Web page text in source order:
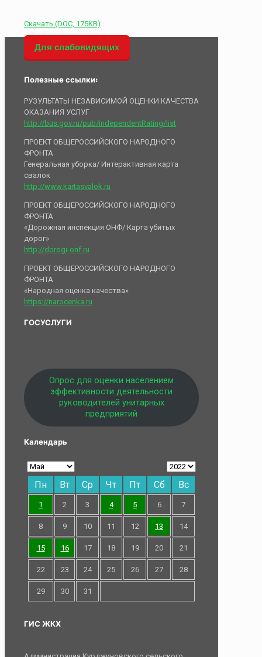
Скачать (DOC, 175KB)
Для слабовидящих
Полезные ссылки:
РУЗУЛЬТАТЫ НЕЗАВИСИМОЙ ОЦЕНКИ КАЧЕСТВА
ОКАЗАНИЯ УСЛУГ
http://bus.gov.ru/pub/independentRating/list
ПРОЕКТ ОБЩЕРОССИЙСКОГО НАРОДНОГО
ФРОНТА
Генеральная уборка/ Интерактивная карта
свалок
http://www.kartasvalok.ru
ПРОЕКТ ОБЩЕРОССИЙСКОГО НАРОДНОГО
ФРОНТА
«Дорожная инспекция ОНФ/ Карта убитых
дорог»
http://dorogi-onf.ru
ПРОЕКТ ОБЩЕРОССИЙСКОГО НАРОДНОГО
ФРОНТА
«Народная оценка качества»
https://narocenka.ru
ГОСУСЛУГИ
Опрос для оценки населением
эффективности деятельности
руководителей унитарных
предприятий
Календарь
Пн Вт Ср Чт Пт Сб Вс
1 2 3 4 5 6 7
8 9 10 11 12 13 14
15 16 17 18 19 20 21
22 23 24 25 26 27 28
29 30 31
ГИС ЖКХ